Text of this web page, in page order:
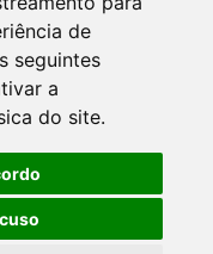
de
seguintes
a
do site.
| Qualis
Paraná
Rebouças
- Sala 202
- Paraná - Brasil
Creative Commons BY